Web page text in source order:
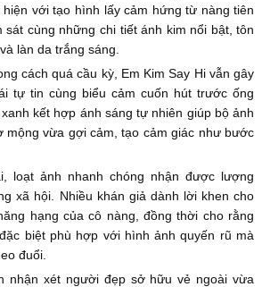
với tạo hình lấy cảm hứng từ nàng tiên
sát cùng những chi tiết ánh kim nổi bật, tôn
làn da trắng sáng.
cách quá cầu kỳ, Em Kim Say Hi vẫn gây
tự tin cùng biểu cảm cuốn hút trước ống
kết hợp ánh sáng tự nhiên giúp bộ ảnh
mộng vừa gợi cảm, tạo cảm giác như bước
loạt ảnh nhanh chóng nhận được lượng
xã hội. Nhiều khán giả dành lời khen cho
hạng của cô nàng, đồng thời cho rằng
biệt phù hợp với hình ảnh quyến rũ mà
đuổi.
nhận xét người đẹp sở hữu vẻ ngoài vừa